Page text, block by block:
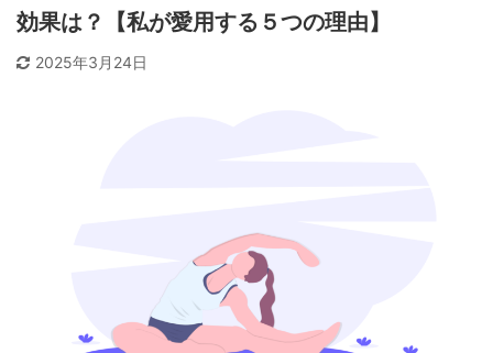
効果は？【私が愛用する５つの理由】
2025年3月24日